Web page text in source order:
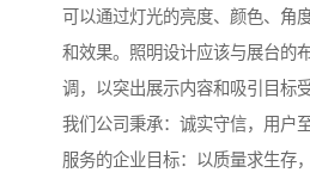
可以通过灯光的亮度、颜色、角
和效果。照明设计应该与展台的
调，以突出展示内容和吸引目标
我们公司秉承：诚实守信，用户
服务的企业目标：以质量求生存